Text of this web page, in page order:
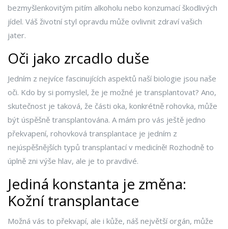
bezmyšlenkovitým pitím alkoholu nebo konzumací škodlivých
jídel. Váš životní styl opravdu může ovlivnit zdraví vašich
jater.
Oči jako zrcadlo duše
Jedním z nejvíce fascinujících aspektů naší biologie jsou naše
oči. Kdo by si pomyslel, že je možné je transplantovat? Ano,
skutečnost je taková, že části oka, konkrétně rohovka, může
být úspěšně transplantována. A mám pro vás ještě jedno
překvapení, rohovková transplantace je jedním z
nejúspěšnějších typů transplantací v medicíně! Rozhodně to
úplně zni výše hlav, ale je to pravdivé.
Jediná konstanta je změna:
Kožní transplantace
Možná vás to překvapí, ale i kůže, náš největší orgán, může